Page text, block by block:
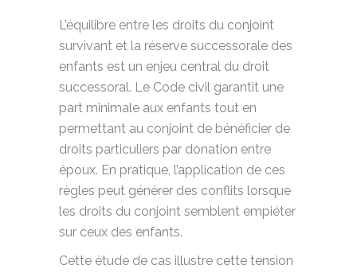
L’équilibre entre les droits du conjoint
survivant et la réserve successorale des
enfants est un enjeu central du droit
successoral. Le Code civil garantit une
part minimale aux enfants tout en
permettant au conjoint de bénéficier de
droits particuliers par donation entre
époux. En pratique, l’application de ces
règles peut générer des conflits lorsque
les droits du conjoint semblent empiéter
sur ceux des enfants.
Cette étude de cas illustre cette tension